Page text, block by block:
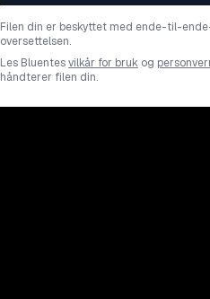
Filen din er beskyttet med ende-til-
oversettelsen.
Les Bluentesvilkår for bruk og
håndterer filen din.